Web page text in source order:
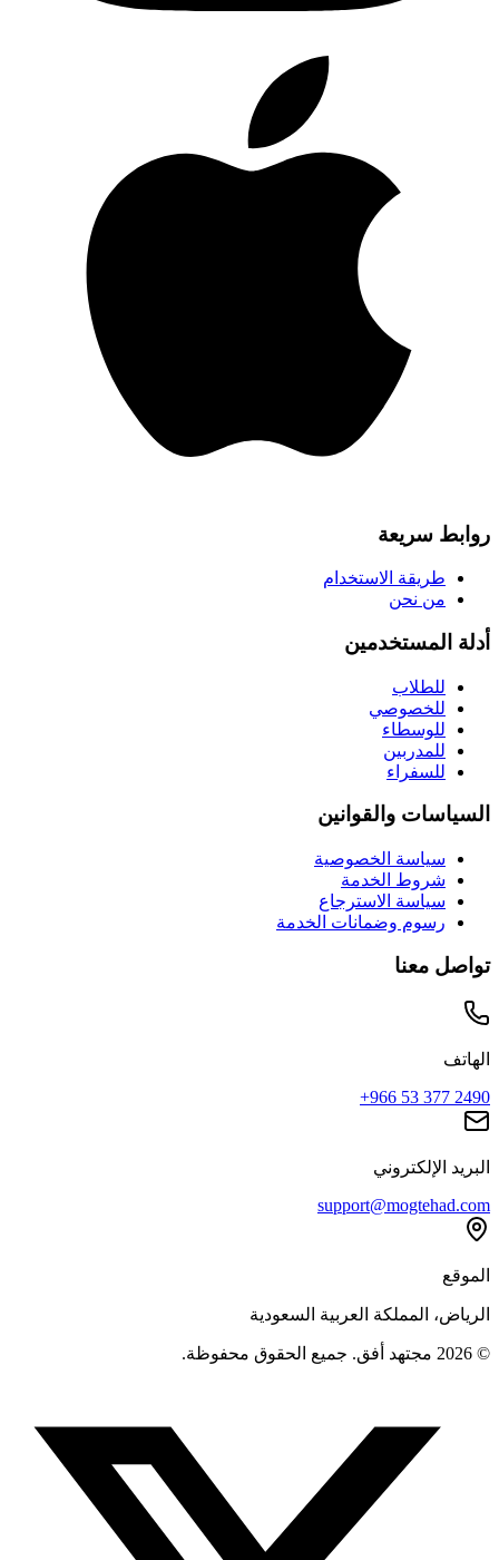
روابط سريعة
طريقة الاستخدام
من نحن
أدلة المستخدمين
للطلاب
للخصوصي
للوسطاء
للمدربين
للسفراء
السياسات والقوانين
سياسة الخصوصية
شروط الخدمة
سياسة الاسترجاع
رسوم وضمانات الخدمة
تواصل معنا
الهاتف
+966 53 377 2490
البريد الإلكتروني
support@mogtehad.com
الموقع
الرياض، المملكة العربية السعودية
© 2026 مجتهد أفق. جميع الحقوق محفوظة.